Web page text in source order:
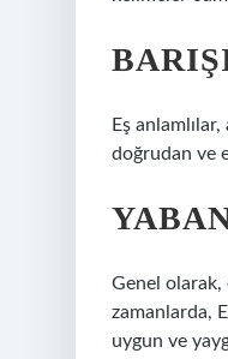
Eş
doğrudan ve
Genel olarak,
zamanlarda,
uygun ve